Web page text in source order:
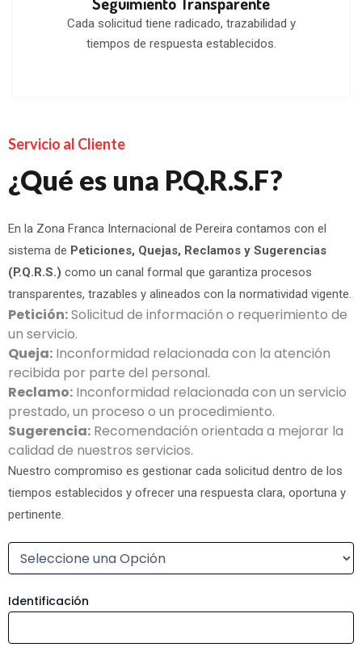
Cada solicitud tiene radicado, trazabilidad y
tiempos de respuesta establecidos.
Servicio al Cliente
¿Qué es una P.Q.R.S.F?
En la Zona Franca Internacional de Pereira contamos con el
sistema de Peticiones, Quejas, Reclamos y Sugerencias
(P.Q.R.S.) como un canal formal que garantiza procesos
transparentes, trazables y alineados con la normatividad vigente.
Petición:Solicitud de información o requerimiento de
un servicio.
Queja: Inconformidad relacionada con la atención
recibida por parte del personal.
Reclamo: Inconformidad relacionada con un servicio
prestado, un proceso o un procedimiento.
Sugerencia: Recomendación orientada a mejorar la
calidad de nuestros servicios.
Nuestro compromiso es gestionar cada solicitud dentro de los
tiempos establecidos y ofrecer una respuesta clara, oportuna y
pertinente.
Identificación